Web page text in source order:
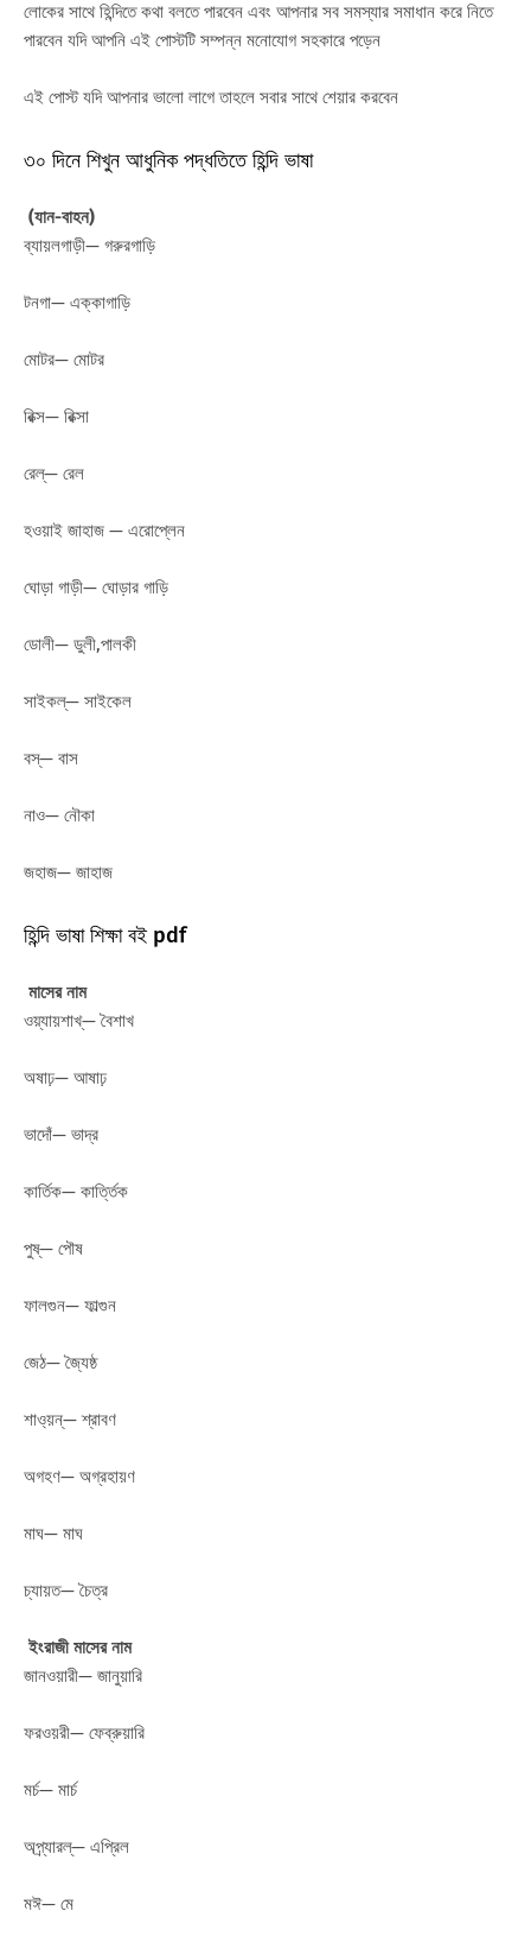
লোকের সাথে হিন্দিতে কথা বলতে পারবেন এবং আপনার সব সমস্যার সমাধান করে নিতে
পারবেন যদি আপনি এই পোস্টটি সম্পন্ন মনোযোগ সহকারে পড়েন
এই পোস্ট যদি আপনার ভালো লাগে তাহলে সবার সাথে শেয়ার করবেন
৩০ দিনে শিখুন আধুনিক পদ্ধতিতে হিন্দি ভাষা
(যান-বাহন)
ব্যায়লগাড়ী— গরুরগাড়ি
টনগা— এক্কাগাড়ি
মোটর— মোটর
রিক্স— রিক্সা
রেল্— রেল
হওয়াই জাহাজ — এরোপ্লেন
ঘোড়া গাড়ী— ঘোড়ার গাড়ি
ডোলী— ডুলী,পালকী
সাইকল্— সাইকেল
বস্— বাস
নাও— নৌকা
জহাজ— জাহাজ
হিন্দি ভাষা শিক্ষা বই pdf
মাসের নাম
ওয়্যায়শাখ্— বৈশাখ
অষাঢ়— আষাঢ়
ভাদোঁ— ভাদ্র
কার্তিক— কার্ত্তিক
পুষ্— পৌষ
ফালগুন— ফাল্গুন
জেঠ— জ্যৈষ্ঠ
শাও্য়ন্— শ্রাবণ
অগহণ— অগ্রহায়ণ
মাঘ— মাঘ
চ্যায়ত— চৈত্র
ইংরাজী মাসের নাম
জানওয়ারী— জানুয়ারি
ফরওয়রী— ফেব্রুয়ারি
মর্চ— মার্চ
অপ্র্যারল্— এপ্রিল
মঈ— মে